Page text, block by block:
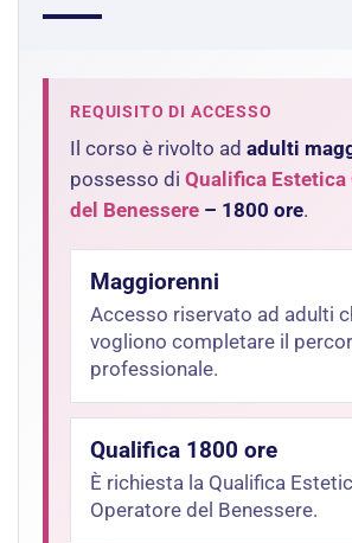
REQUISITO DI ACCESSO
Il corso è rivolto ad adulti
possesso di Qualifica Estetica
del Benessere – 1800 ore.
Maggiorenni
Accesso riservato ad adulti
vogliono completare il
professionale.
Qualifica 1800 ore
È richiesta la Qualifica
Operatore del Benessere.